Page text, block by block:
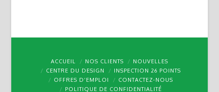
ACCUEIL NOS CLIENTS
NOUVELLES
CENTRE DU DESIGN
INSPECTION 26 POINTS
OFFRES D’EMPLOI
CONTACTEZ-NOUS
POLITIQUE DE CONFIDENTIALITÉ